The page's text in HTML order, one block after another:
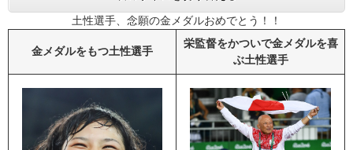
土性選手、念願の金メダルおめでとう！！
金メダルをもつ土性選手
栄監督をかついで金メダルを喜
ぶ土性選手